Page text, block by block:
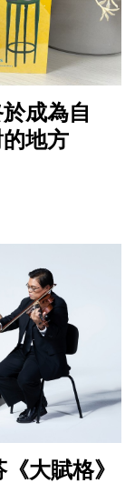
成為自
地方
大賦格》